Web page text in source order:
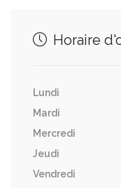
Horaire
Lundi
Mardi
Mercredi
Jeudi
Vendredi